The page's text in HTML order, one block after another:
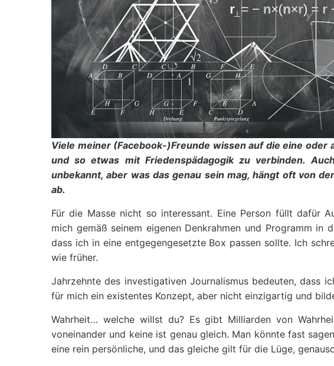
Viele meiner (Facebook-)Freunde wissen auf die eine oder
und so etwas mit Friedenspädagogik zu verbinden.
unbekannt, aber was das genau sein mag, hängt oft von
ab.
Für die Masse nicht so interessant. Eine Person füllt dafür
mich gemäß seinem eigenen Denkrahmen und Programm in
dass ich in eine entgegengesetzte Box passen sollte. Ich
wie früher.
Jahrzehnte des investigativen Journalismus bedeuten, dass
für mich ein existentes Konzept, aber nicht einzigartig und
Wahrheit… welche willst du? Es gibt Milliarden von
voneinander und keine ist genau gleich. Man könnte fast
eine rein persönliche, und das gleiche gilt für die Lüge,